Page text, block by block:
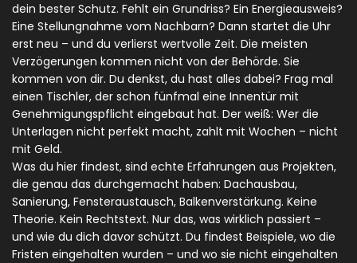
dein bester Schutz. Fehlt ein Grundriss? Ein Energieausweis?
Eine Stellungnahme vom Nachbarn? Dann startet die Uhr
erst neu – und du verlierst wertvolle Zeit. Die meisten
Verzögerungen kommen nicht von der Behörde. Sie
kommen von dir. Du denkst, du hast alles dabei? Frag mal
einen Tischler, der schon fünfmal eine Innentür mit
Genehmigungspflicht eingebaut hat. Der weiß: Wer die
Unterlagen nicht perfekt macht, zahlt mit Wochen – nicht
mit Geld.
Was du hier findest, sind echte Erfahrungen aus Projekten,
die genau das durchgemacht haben: Dachausbau,
Sanierung, Fensteraustausch, Balkenverstärkung. Keine
Theorie. Kein Rechtstext. Nur das, was wirklich passiert –
und wie du dich davor schützt. Du findest Beispiele, wo die
Fristen eingehalten wurden – und wo sie nicht eingehalten